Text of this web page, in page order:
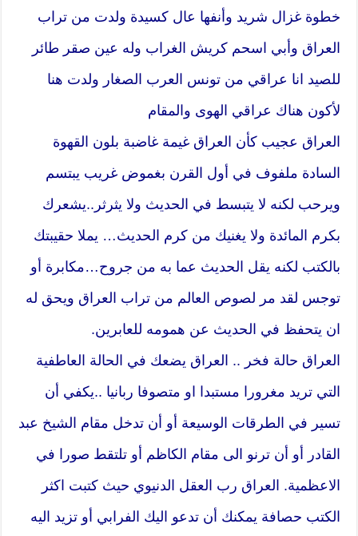
خطوة غزال شريد وأنفها عال كسيدة ولدت من تراب
العراق وأبي اسحم كريش الغراب وله عين صقر طائر
للصيد انا عراقي من تونس العرب الصغار ولدت هنا
لأكون هناك عراقي الهوى والمقام
العراق عجيب كأن العراق غيمة غاضبة بلون القهوة
السادة ملفوف في أول القرن بغموض غريب يبتسم
ويرحب لكنه لا يتبسط في الحديث ولا يثرثر..يشعرك
بكرم المائدة ولا يغنيك من كرم الحديث… يملا حقيبتك
بالكتب لكنه يقل الحديث عما به من جروح…مكابرة أو
توجس لقد مر لصوص العالم من تراب العراق ويحق له
ان يتحفظ في الحديث عن همومه للعابرين.
العراق حالة فخر .. العراق يضعك في الحالة العاطفية
التي تريد مغرورا مستبدا او متصوفا ربانيا ..يكفي أن
تسير في الطرقات الوسيعة أو أن تدخل مقام الشيخ عبد
القادر أو أن ترنو الى مقام الكاظم أو تلتقط صورا في
الاعظمية. العراق رب العقل الدنيوي حيث كتبت اكثر
الكتب حصافة يمكنك أن تدعو اليك الفرابي أو تزيد اليه